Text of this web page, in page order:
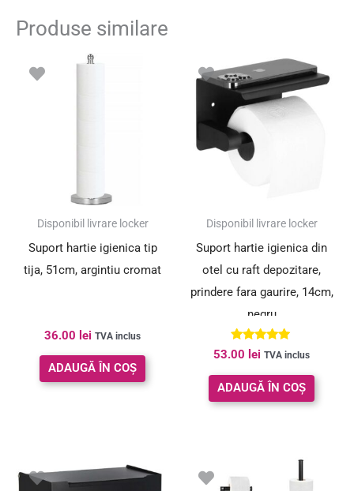
Produse similare
Disponibil livrare locker
Suport hartie igienica tip
tija, 51cm, argintiu cromat
36.00 lei TVA inclus
ADAUGĂ ÎN COȘ
Disponibil livrare locker
Suport hartie igienica din
otel cu raft depozitare,
prindere fara gaurire, 14cm,
negru
Evaluat la
5.00
din 5
53.00 lei TVA inclus
ADAUGĂ ÎN COȘ